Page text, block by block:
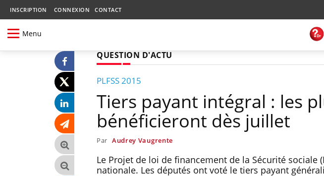
INSCRIPTION CONNEXION CONTACT
Menu
QUESTION D'ACTU
PLFSS 2015
Tiers payant intégral : les
bénéficieront dès juillet
Par Audrey Vaugrente
Le Projet de loi de financement de la Sécurité sociale
nationale. Les députés ont voté le tiers payant